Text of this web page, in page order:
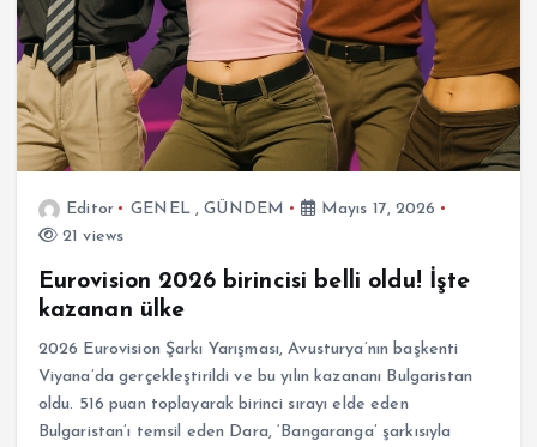
Editor GENEL,GÜNDEM
Mayıs 17, 2026
21 views
Eurovision 2026 birincisi belli oldu! İşte
kazanan ülke
2026 Eurovision Şarkı Yarışması, Avusturya’nın başkenti
Viyana’da gerçekleştirildi ve bu yılın kazananı Bulgaristan
oldu. 516 puan toplayarak birinci sırayı elde eden
Bulgaristan’ı temsil eden Dara, ‘Bangaranga’ şarkısıyla